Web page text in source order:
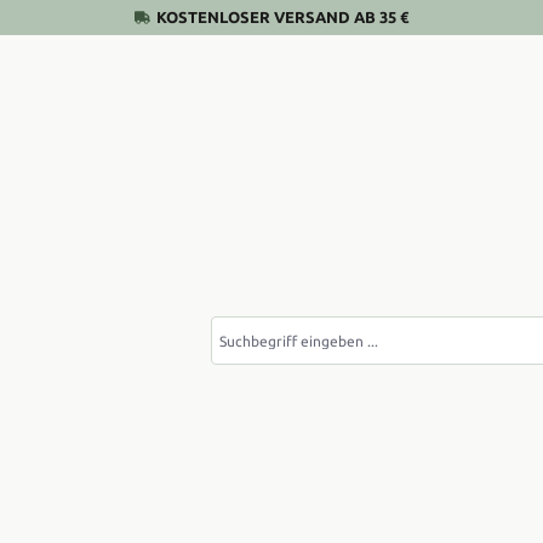
KOSTENLOSER VERSAND AB 35 €